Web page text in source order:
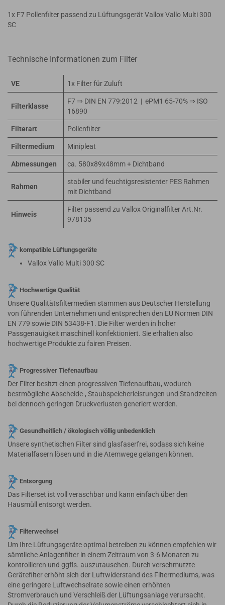
1x F7 Pollenfilter passend zu Lüftungsgerät Vallox Vallo Multi 300
SC
Technische Informationen zum Filter
VE 1x Filter für Zuluft
Filterklasse
F7 ⇒ DIN EN 779:2012 | ePM1 65-70% ⇒ ISO
16890
Filterart Pollenfilter
Filtermedium Minipleat
Abmessungen ca. 580x89x48mm + Dichtband
Rahmen
stabiler und feuchtigsresistenter PES Rahmen
mit Dichtband
Hinweis
Filter passend zu Vallox Originalfilter Art.Nr.
978135
kompatible Lüftungsgeräte
Vallox Vallo Multi 300 SC
Hochwertige Qualität
Unsere Qualitätsfiltermedien stammen aus Deutscher Herstellung
von führenden Unternehmen und entsprechen den EU Normen DIN
EN 779 sowie DIN 53438-F1. Die Filter werden in hoher
Passgenauigkeit maschinell konfektioniert. Sie erhalten also
hochwertige Produkte zu fairen Preisen.
Progressiver Tiefenaufbau
Der Filter besitzt einen progressiven Tiefenaufbau, wodurch
bestmögliche Abscheide-, Staubspeicherleistungen und Standzeiten
bei dennoch geringen Druckverlusten generiert werden.
Gesundheitlich / ökologisch völlig unbedenklich
Unsere synthetischen Filter sind glasfaserfrei, sodass sich keine
Materialfasern lösen und in die Atemwege gelangen können.
Entsorgung
Das Filterset ist voll veraschbar und kann einfach über den
Hausmüll entsorgt werden.
Filterwechsel
Um Ihre Lüftungsgeräte optimal betreiben zu können empfehlen wir
sämtliche Anlagenfilter in einem Zeitraum von 3-6 Monaten zu
kontrollieren und ggfls. auszutauschen. Durch verschmutzte
Gerätefilter erhöht sich der Luftwiderstand des Filtermediums, was
eine geringere Luftwechselrate sowie einen erhöhten
Stromverbrauch und Verschleiß der Lüftungsanlage verursacht.